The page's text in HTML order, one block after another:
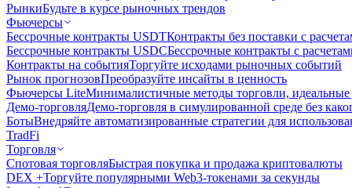
РынкиБудьте в курсе рыночных трендов
Фьючерсы
Бессрочные контракты USDTКонтракты без поставки с
Бессрочные контракты USDCБессрочные контракты с
Контракты на событияТоргуйте исходами рыночных событий
Рынок прогнозовПреобразуйте инсайты в ценность
Фьючерсы LiteМинималистичные методы торговли, идеальные
Демо-торговляДемо-торговля в симулированной среде без
БотыВнедряйте автоматизированные стратегии для
TradFi
Торговля
Спотовая торговляБыстрая покупка и продажа криптовалюты
DEX +Торгуйте популярными Web3-токенами за секунды